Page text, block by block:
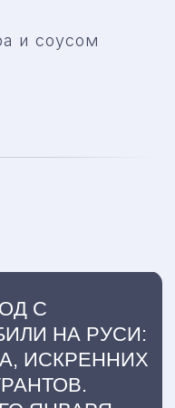
и соусом